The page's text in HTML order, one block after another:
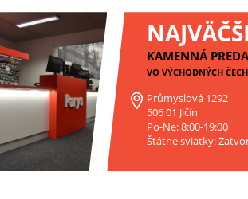
KAMENNÁ
VO VÝCHODNÝCH
Průmyslová 1292
506 01 Jičín
Po-Ne: 8:00-19:00
Štátne sviatky: